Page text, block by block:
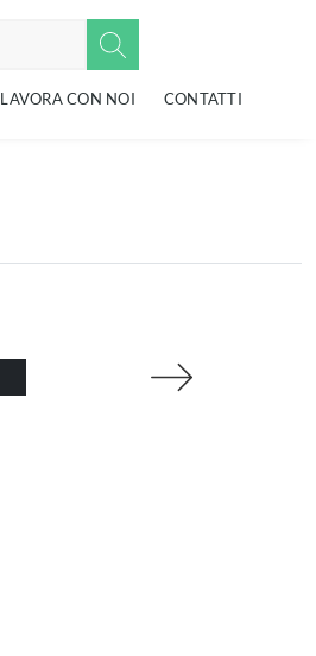
LAVORA CON NOI CONTATTI